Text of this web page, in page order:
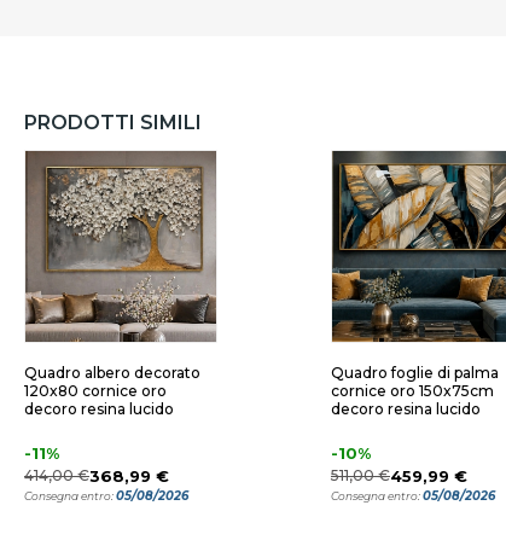
PRODOTTI SIMILI
Quadro albero decorato
120x80 cornice oro
decoro resina lucido
-11%
414,00 €368,99 €
Consegna entro:05/08/2026
Quadro foglie di palma
cornice oro 150x75cm
decoro resina lucido
-10%
511,00 €459,99 €
Consegna entro:05/08/2026